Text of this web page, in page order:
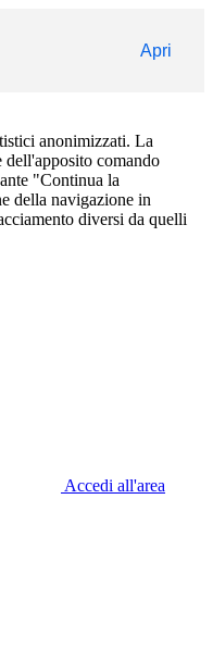
Apri
anonimizzati. La
dell'apposito comando
"Continua la
della navigazione in
diversi da quelli
Accedi all'area